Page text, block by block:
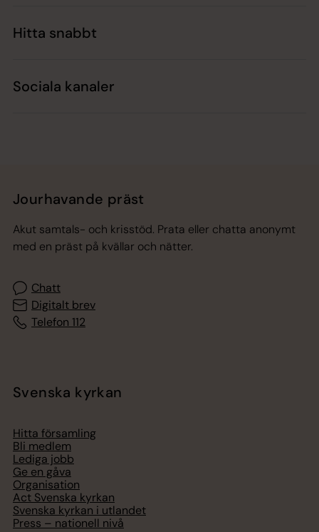
Hitta snabbt
Sociala kanaler
Jourhavande präst
Akut samtals- och krisstöd. Prata eller chatta anonymt
med en präst på kvällar och nätter.
Chatt
Digitalt brev
Telefon 112
Svenska kyrkan
Hitta församling
Bli medlem
Lediga jobb
Ge en gåva
Organisation
Act Svenska kyrkan
Svenska kyrkan i utlandet
Press – nationell nivå